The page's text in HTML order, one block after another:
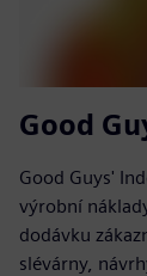
Good
Good Guys'
výrobní
dodávku
slévárny,